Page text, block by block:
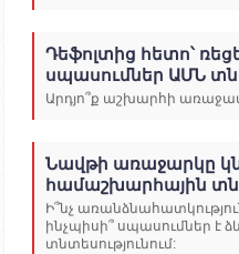
Դեֆոլտից հետո՝
սպասումներ ԱՄՆ
Արդյո՞ք աշխարհի
Նավթի առաջարկը
համաշխարհային
Ի՞նչ
ինչպիսի՞ սպասումներ է
տնտեսությունում: